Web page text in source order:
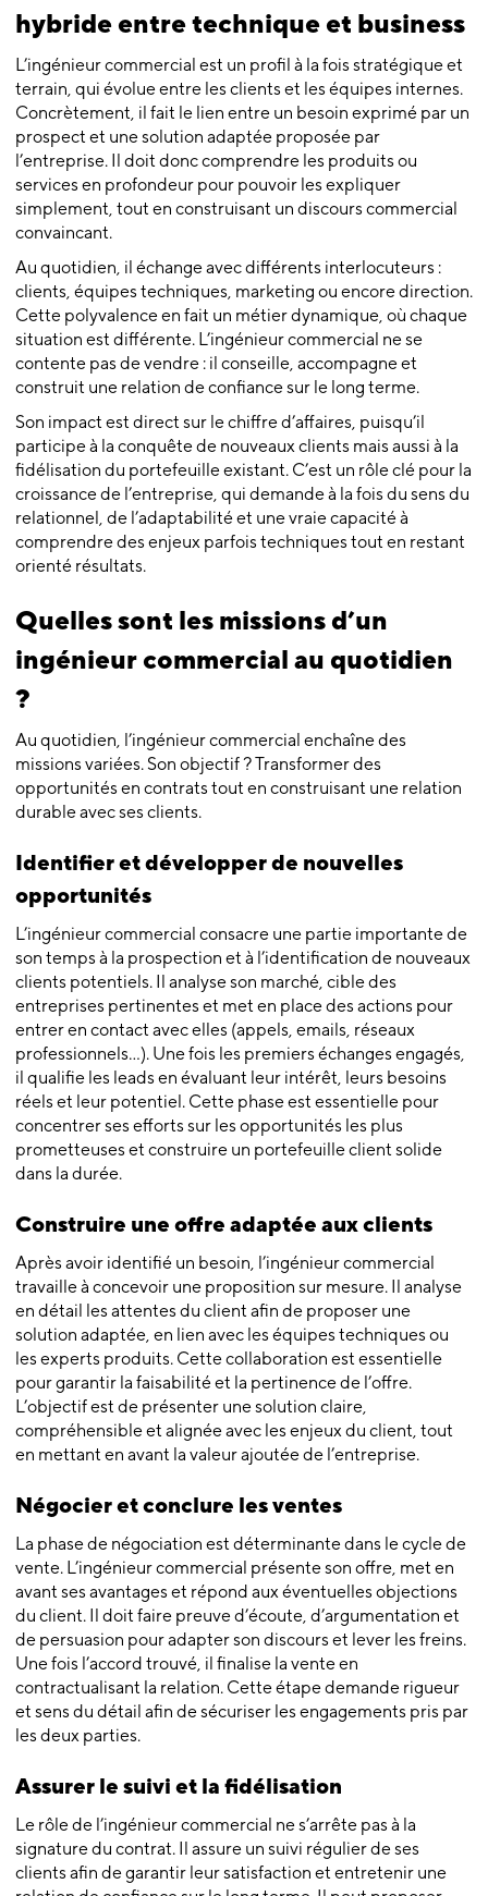
hybride entre technique et business
L’ingénieur commercial est un profil à la fois stratégique et
terrain, qui évolue entre les clients et les équipes internes.
Concrètement, il fait le lien entre un besoin exprimé par un
prospect et une solution adaptée proposée par
l’entreprise. Il doit donc comprendre les produits ou
services en profondeur pour pouvoir les expliquer
simplement, tout en construisant un discours commercial
convaincant.
Au quotidien, il échange avec différents interlocuteurs :
clients, équipes techniques, marketing ou encore direction.
Cette polyvalence en fait un métier dynamique, où chaque
situation est différente. L’ingénieur commercial ne se
contente pas de vendre : il conseille, accompagne et
construit une relation de confiance sur le long terme.
Son impact est direct sur le chiffre d’affaires, puisqu’il
participe à la conquête de nouveaux clients mais aussi à la
fidélisation du portefeuille existant. C’est un rôle clé pour la
croissance de l’entreprise, qui demande à la fois du sens du
relationnel, de l’adaptabilité et une vraie capacité à
comprendre des enjeux parfois techniques tout en restant
orienté résultats.
Quelles sont les missions d’un
ingénieur commercial au quotidien
?
Au quotidien, l’ingénieur commercial enchaîne des
missions variées. Son objectif ? Transformer des
opportunités en contrats tout en construisant une relation
durable avec ses clients.
Identifier et développer de nouvelles
opportunités
L’ingénieur commercial consacre une partie importante de
son temps à la prospection et à l’identification de nouveaux
clients potentiels. Il analyse son marché, cible des
entreprises pertinentes et met en place des actions pour
entrer en contact avec elles (appels, emails, réseaux
professionnels…). Une fois les premiers échanges engagés,
il qualifie les leads en évaluant leur intérêt, leurs besoins
réels et leur potentiel. Cette phase est essentielle pour
concentrer ses efforts sur les opportunités les plus
prometteuses et construire un portefeuille client solide
dans la durée.
Construire une offre adaptée aux clients
Après avoir identifié un besoin, l’ingénieur commercial
travaille à concevoir une proposition sur mesure. Il analyse
en détail les attentes du client afin de proposer une
solution adaptée, en lien avec les équipes techniques ou
les experts produits. Cette collaboration est essentielle
pour garantir la faisabilité et la pertinence de l’offre.
L’objectif est de présenter une solution claire,
compréhensible et alignée avec les enjeux du client, tout
en mettant en avant la valeur ajoutée de l’entreprise.
Négocier et conclure les ventes
La phase de négociation est déterminante dans le cycle de
vente. L’ingénieur commercial présente son offre, met en
avant ses avantages et répond aux éventuelles objections
du client. Il doit faire preuve d’écoute, d’argumentation et
de persuasion pour adapter son discours et lever les freins.
Une fois l’accord trouvé, il finalise la vente en
contractualisant la relation. Cette étape demande rigueur
et sens du détail afin de sécuriser les engagements pris par
les deux parties.
Assurer le suivi et la fidélisation
Le rôle de l’ingénieur commercial ne s’arrête pas à la
signature du contrat. Il assure un suivi régulier de ses
clients afin de garantir leur satisfaction et entretenir une